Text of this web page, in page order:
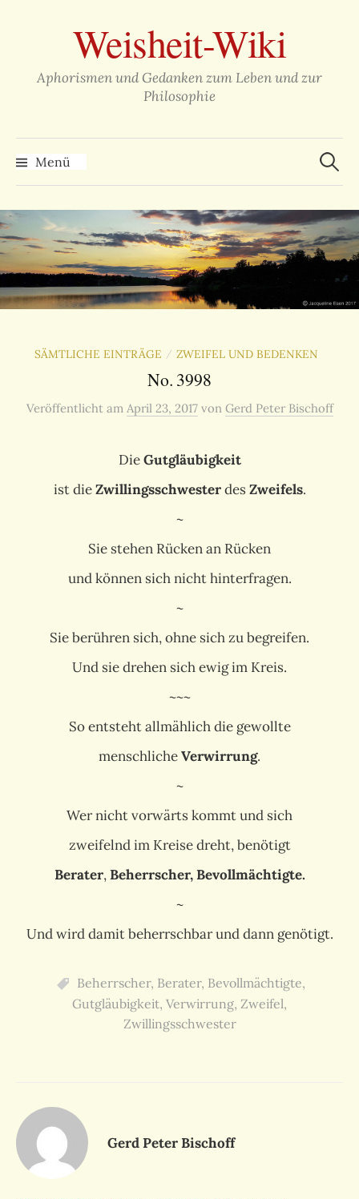
überspringenWeisheit-Wiki
Aphorismen und Gedanken zum Leben und zur
Philosophie
Menü
Suchen
nach:
SÄMTLICHE EINTRÄGE / ZWEIFEL UND BEDENKEN
No. 3998
Veröffentlicht am April 23, 2017 von Gerd Peter Bischoff
DieGutgläubigkeit
ist dieZwillingsschwesterdesZweifels.
~
Sie stehen Rücken an Rücken
und können sich nicht hinterfragen.
~
Sie berühren sich, ohne sich zu begreifen.
Und sie drehen sich ewig im Kreis.
~~~
So entsteht allmählich die gewollte
menschlicheVerwirrung.
~
Wer nicht vorwärts kommt und sich
zweifelnd im Kreise dreht, benötigt
Berater,Beherrscher, Bevollmächtigte.
~
Und wird damit beherrschbar und dann genötigt.
Beherrscher, Berater, Bevollmächtigte,
Gutgläubigkeit, Verwirrung, Zweifel,
Zwillingsschwester
Gerd Peter Bischoff